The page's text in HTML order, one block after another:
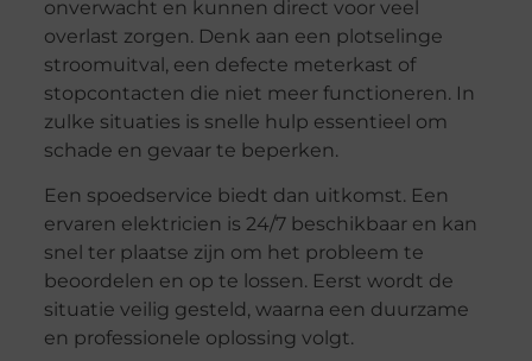
onverwacht en kunnen direct voor veel
overlast zorgen. Denk aan een plotselinge
stroomuitval, een defecte meterkast of
stopcontacten die niet meer functioneren. In
zulke situaties is snelle hulp essentieel om
schade en gevaar te beperken.
Een spoedservice biedt dan uitkomst. Een
ervaren elektricien is 24/7 beschikbaar en kan
snel ter plaatse zijn om het probleem te
beoordelen en op te lossen. Eerst wordt de
situatie veilig gesteld, waarna een duurzame
en professionele oplossing volgt.